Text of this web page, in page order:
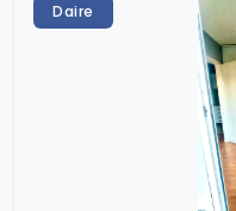
Daire